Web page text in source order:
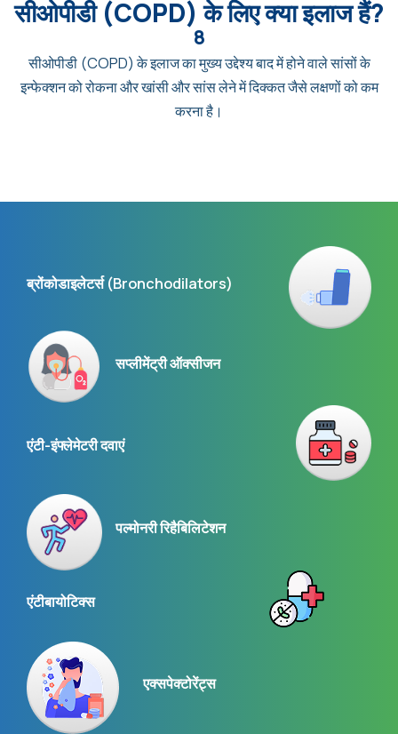
सीओपीडी (COPD) के लिए क्या इलाज हैं?
8
सीओपीडी (COPD) के इलाज का मुख्य उद्देश्य बाद में होने वाले सांसों के
इन्फेक्शन को रोकना और खांसी और सांस लेने में दिक्कत जैसे लक्षणों को कम
करना है।
ब्रोंकोडाइलेटर्स (Bronchodilators)
सप्लीमेंट्री ऑक्सीजन
एंटी-इंफ्लेमेटरी दवाएं
पल्मोनरी रिहैबिलिटेशन
एंटीबायोटिक्स
एक्सपेक्टोरेंट्स